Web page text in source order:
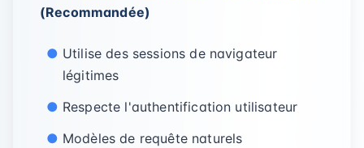
(Recommandée)
Utilise des sessions de navigateur
légitimes
Respecte l'authentification utilisateur
Modèles de requête naturels